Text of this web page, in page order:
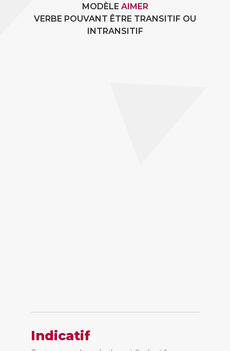
MODÈLE AIMER
VERBE POUVANT ÊTRE TRANSITIF OU
INTRANSITIF
Indicatif